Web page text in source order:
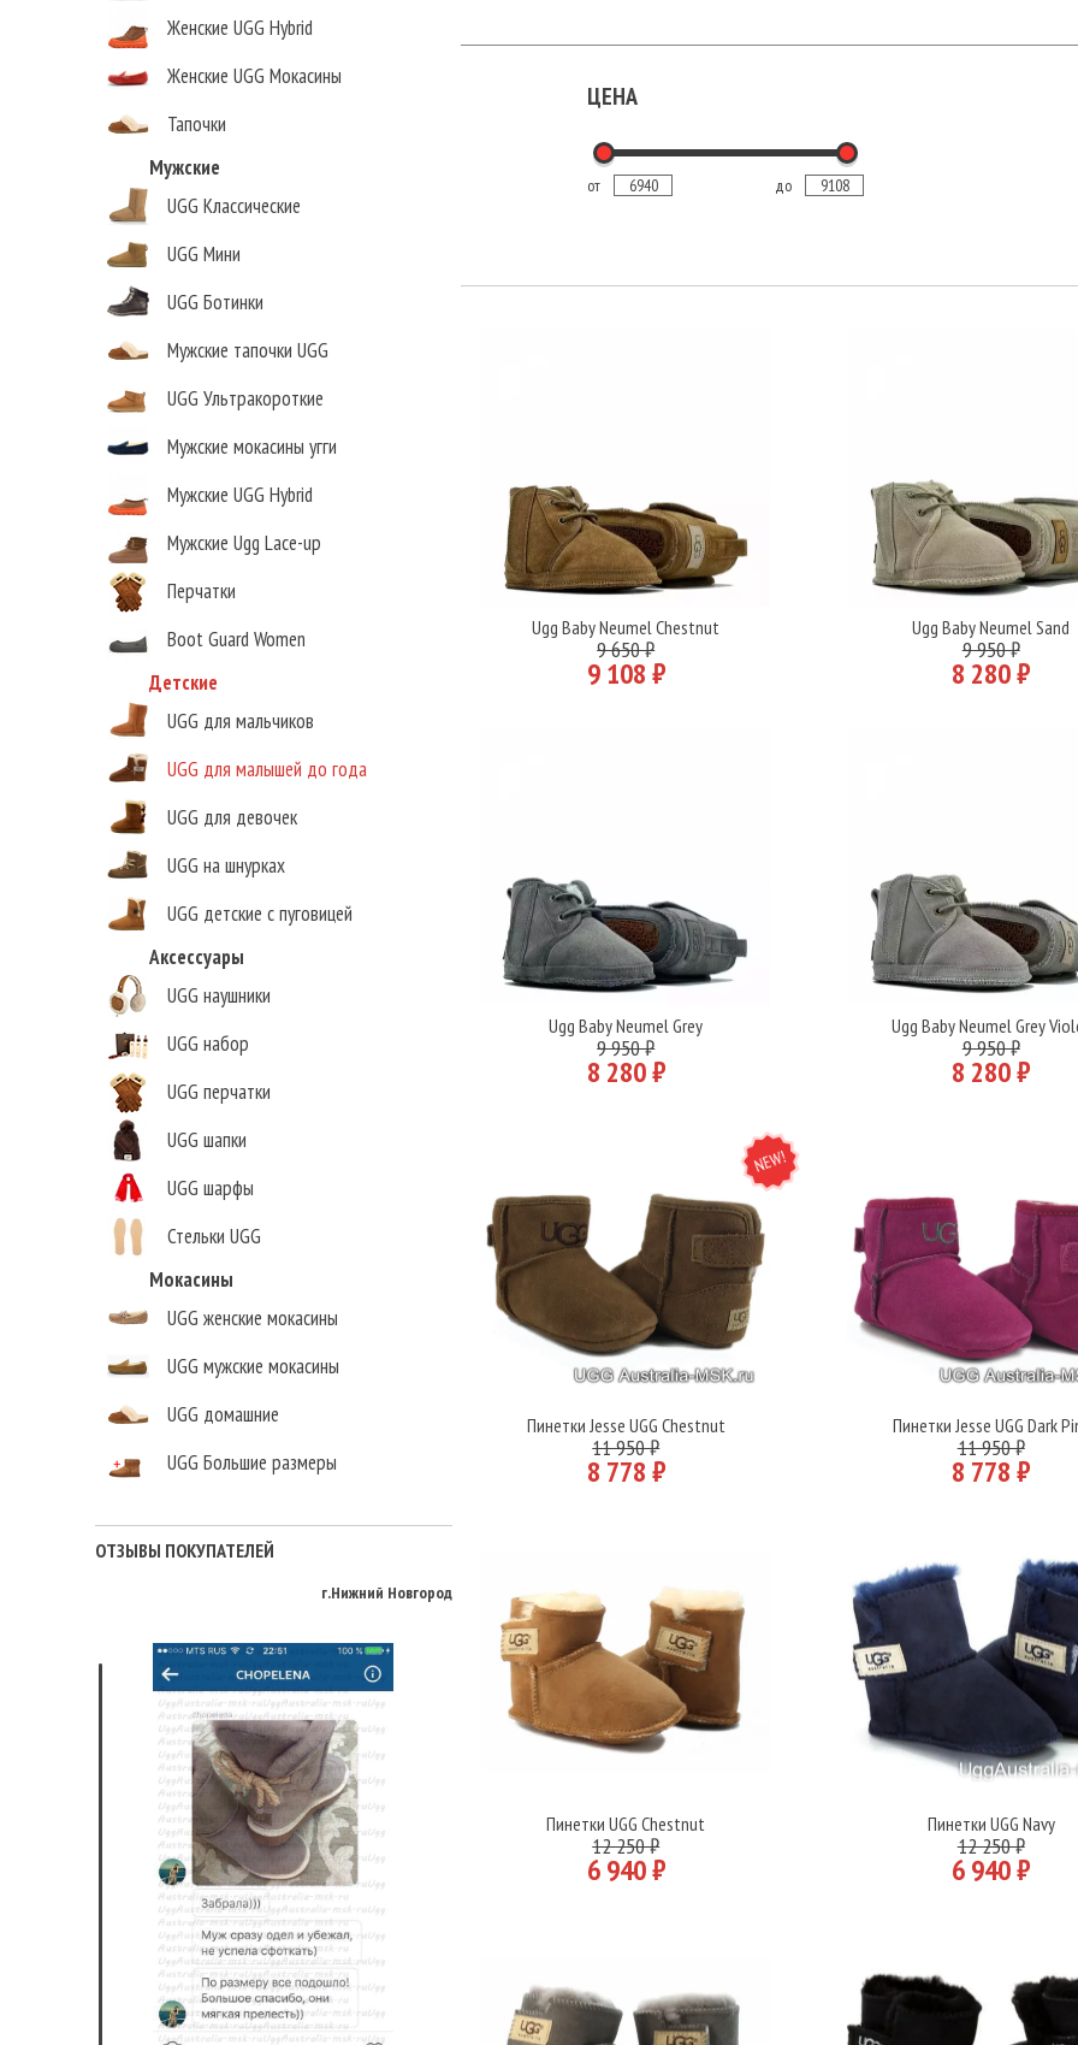
Женские UGG Hybrid
Женские UGG Мокасины
Тапочки
Мужские
UGG Классические
UGG Мини
UGG Ботинки
Мужские тапочки UGG
UGG Ультракороткие
Мужские мокасины угги
Мужские UGG Hybrid
Мужские Ugg Lace-up
Перчатки
Boot Guard Women
Детские
UGG для мальчиков
UGG для малышей до года
UGG для девочек
UGG на шнурках
UGG детские с пуговицей
Аксессуары
UGG наушники
UGG набор
UGG перчатки
UGG шапки
UGG шарфы
Стельки UGG
Мокасины
UGG женские мокасины
UGG мужские мокасины
UGG домашние
UGG Большие размеры
ОТЗЫВЫ ПОКУПАТЕЛЕЙ
ЦЕНА
от до
Подробнее
Ugg Baby Neumel Chestnut
9 650 ₽
9 108 ₽
Подробнее
Ugg Baby Neumel Sand
9 950 ₽
8 280 ₽
Подробнее
Ugg Baby Neumel Grey
9 950 ₽
8 280 ₽
Подробнее
Ugg Baby Neumel Grey
9 950 ₽
8 280 ₽
NEW
Подробнее
Пинетки Jesse UGG Chestnut
11 950 ₽
8 778 ₽
Подробнее
Пинетки Jesse UGG Dark
11 950 ₽
8 778 ₽
Подробнее
Пинетки UGG Chestnut
12 250 ₽
6 940 ₽
Подробнее
Пинетки UGG Navy
12 250 ₽
6 940 ₽